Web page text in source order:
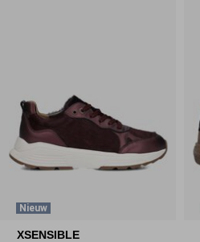
Nieuw
XSENSIBLE